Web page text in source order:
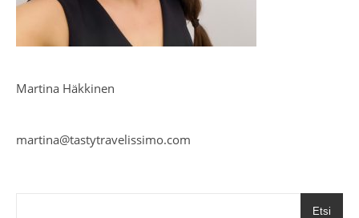
Martina Häkkinen
martina@tastytravelissimo.com
Etsi